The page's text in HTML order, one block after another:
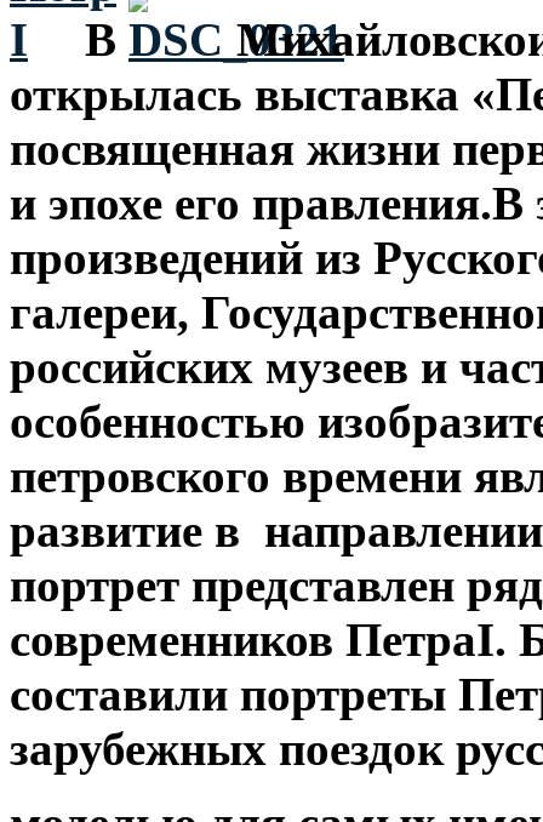
В
открылась выставка
посвященная жизни
и эпохе его
произведений из
галереи,
российских музеев и
особенностью
петровского времени
развитие в
портрет представлен
современников ПетраI.
составили портреты
зарубежных поездок